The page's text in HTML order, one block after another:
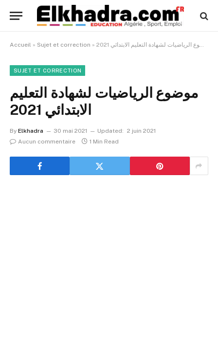
Accueil » Sujet et correction » موضوع الرياضيات لشهادة التعليم الابتدائي 2021
SUJET ET CORRECTION
موضوع الرياضيات لشهادة التعليم
الابتدائي 2021
By Elkhadra 30 mai 2021 Updated: 2 juin 2021
Aucun commentaire
1 Min Read